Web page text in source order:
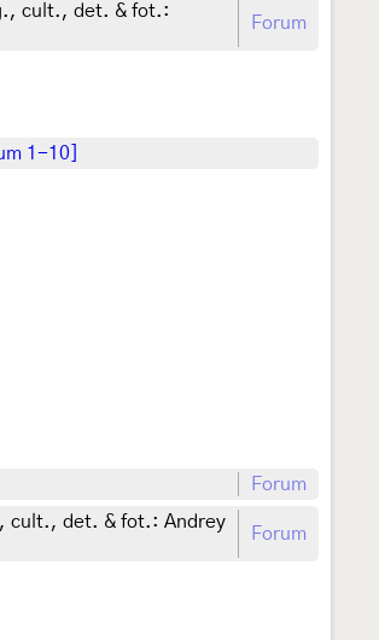
cult., det. & fot.:
Forum
1-10]
Forum
cult., det. & fot.: Andrey
Forum